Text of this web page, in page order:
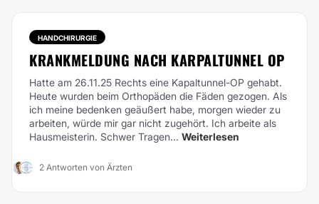
HANDCHIRURGIE
KRANKMELDUNG NACH KARPALTUNNEL OP
Hatte am 26.11.25 Rechts eine Kapaltunnel-OP gehabt.
Heute wurden beim Orthopäden die Fäden gezogen. Als
ich meine bedenken geäußert habe, morgen wieder zu
arbeiten, würde mir gar nicht zugehört. Ich arbeite als
Hausmeisterin. Schwer Tragen... Weiterlesen
2 Antworten von Ärzten